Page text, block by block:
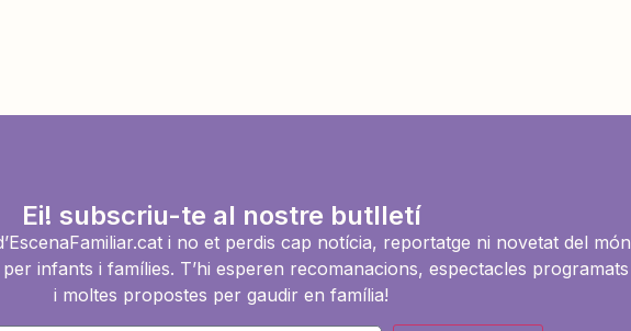
Ei! subscriu-te al nostre butlletí
i no et perdis cap notícia, reportatge ni novetat del món
infants i famílies. T’hi esperen recomanacions, espectacles programats
i moltes propostes per gaudir en família!